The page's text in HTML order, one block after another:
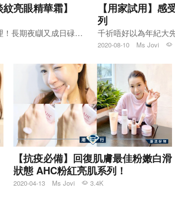
亮眼精華霜】
想每日精精神神咁見人，一定要做好眼部護理！長期夜瞓又成日碌電話，再加上日日返工對住個mon，忙碌嘅生活的確未必有足夠嘅休息，搞到黑眼圈、細紋同浮腫逐一浮現，有時化妝都遮唔到，近排我就密密使用Kiehl’s醫學維他命C淡紋亮眼精華霜。
【用家試用】
列
2020-08-10 Ms Jovi
【抗疫必備】回復肌膚最佳粉嫩白滑
狀態 AHC粉紅亮肌系列！
2020-04-13 Ms Jovi 3.4K